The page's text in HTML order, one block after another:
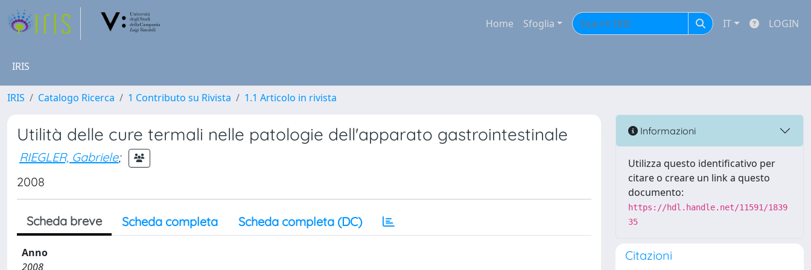
Home Sfoglia IT LOGIN
IRIS
IRIS Catalogo Ricerca 1 Contributo su Rivista 1.1 Articolo in rivista
Utilità delle cure termali nelle patologie dell'apparato gastrointestinale
RIEGLER, Gabriele;
2008
Scheda breve Scheda completa Scheda completa (DC)
Anno
2008
Informazioni
Utilizza questo identificativo per
citare o creare un link a questo
documento:
https://hdl.handle.net/11591/1839
35
Citazioni